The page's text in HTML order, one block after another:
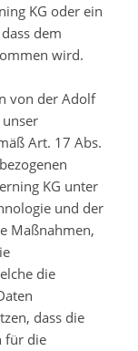
KG oder ein
dem
wird.
von der Adolf
Art. 17 Abs.
KG unter
und der
Maßnahmen,
die
dass die
für die